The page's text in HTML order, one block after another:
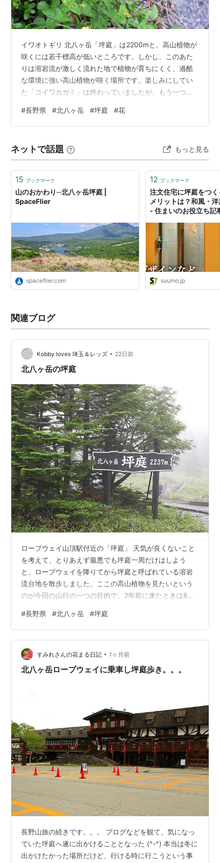
イワオトギリ 北八ヶ岳「坪庭」は2200mと、高山植物が
咲くには若干標高が低いところです。しかし、このあた
りは溶岩流が激しく流れた地で植物が育ちにくく、過酷
な環境に強い高山植物が咲く場所です。楽しみにしてい
た「コイワカガミ」は終わっていましたが、もう一つの
できました。
#長野県 #北八ヶ岳 #坪庭 #花
ネットで話題 もっと見る
15 ブックマーク
山のおかわり─北八ヶ岳坪庭 |
SpaceFlier
spaceflier.com
12 ブックマーク
注文住宅に坪庭をつ
メリットは？和風・
- 住まいのお役立ち記
suumo.jp
関連ブログ
Kobby loves 埼玉＆レッズ • 22日前
北八ヶ岳の坪庭
ロープウェイ山頂駅付近の「坪庭」 天気が良くないこと
を考えて、とりあえず最悪でも坪庭一周だけはしよう
と、ロープウェイを降りてから坪庭と呼ばれている溶岩
流台地を散歩しました。ここの高山植物を見たいという
のが今回の山行の一つの目的で、2年前に来たときは8月
が降ってきたので、引き返すことも視野に、まずは縞枯
山荘にだけは行こうかと、少しだけ先へ歩を進めまし
た。 キンロバイ キツツキのオブジェ コケ 坪庭は階段が
ついていて歩きやすくなっています。 コメツバツガザク
ラ コケモモ イワオトギリ ミツバオウレンは花期を過ぎ
#長野県 #北八ヶ岳 #坪庭
すみれさんの花まる日記 • 1ヶ月前
北八ヶ岳ロープウェイに乗車し坪庭歩き。。。
長野山旅の続きです。。。 ブログなどを観て、気になっ
ていた坪庭へ遂に出かけることとなった (^-^) 本当は冬に
出かけたかった場所だけど、行ける時に行こうという事